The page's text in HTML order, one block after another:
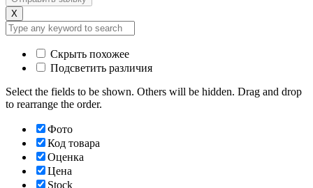
X
Скрыть похожее
Подсветить различия
Select the fields to be shown. Others will be hidden. Drag and drop
to rearrange the order.
Фото
Код товара
Оценка
Цена
Stock